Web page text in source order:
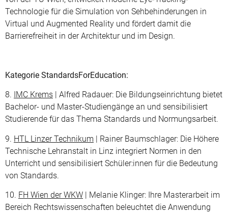
Technologie für die Simulation von Sehbehinderungen in
Virtual und Augmented Reality und fördert damit die
Barrierefreiheit in der Architektur und im Design.
Kategorie StandardsForEducation:
8. IMC Krems | Alfred Radauer: Die Bildungseinrichtung bietet
Bachelor- und Master-Studiengänge an und sensibilisiert
Studierende für das Thema Standards und Normungsarbeit.
9. HTL Linzer Technikum | Rainer Baumschlager: Die Höhere
Technische Lehranstalt in Linz integriert Normen in den
Unterricht und sensibilisiert Schüler:innen für die Bedeutung
von Standards.
10. FH Wien der WKW | Melanie Klinger: Ihre Masterarbeit im
Bereich Rechtswissenschaften beleuchtet die Anwendung